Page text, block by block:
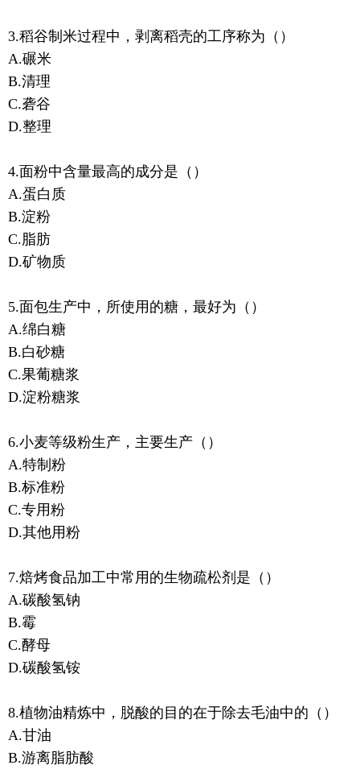
3.稻谷制米过程中，剥离稻壳的工序称为（）
A.碾米
B.清理
C.砻谷
D.整理
4.面粉中含量最高的成分是（）
A.蛋白质
B.淀粉
C.脂肪
D.矿物质
5.面包生产中，所使用的糖，最好为（）
A.绵白糖
B.白砂糖
C.果葡糖浆
D.淀粉糖浆
6.小麦等级粉生产，主要生产（）
A.特制粉
B.标准粉
C.专用粉
D.其他用粉
7.焙烤食品加工中常用的生物疏松剂是（）
A.碳酸氢钠
B.霉
C.酵母
D.碳酸氢铵
8.植物油精炼中，脱酸的目的在于除去毛油中的（）
A.甘油
B.游离脂肪酸